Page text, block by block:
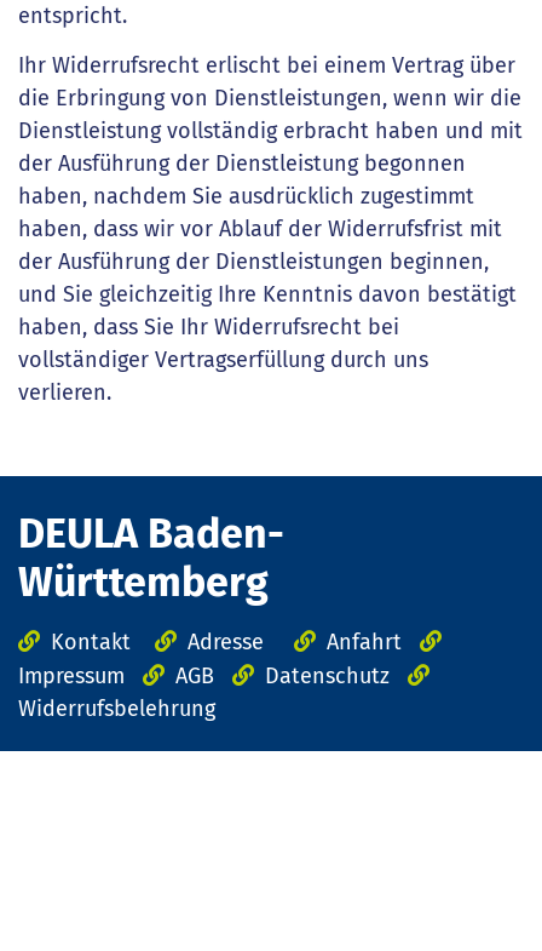
entspricht.
Ihr Widerrufsrecht erlischt bei einem Vertrag über
die Erbringung von Dienstleistungen, wenn wir die
Dienstleistung vollständig erbracht haben und mit
der Ausführung der Dienstleistung begonnen
haben, nachdem Sie ausdrücklich zugestimmt
haben, dass wir vor Ablauf der Widerrufsfrist mit
der Ausführung der Dienstleistungen beginnen,
und Sie gleichzeitig Ihre Kenntnis davon bestätigt
haben, dass Sie Ihr Widerrufsrecht bei
vollständiger Vertragserfüllung durch uns
verlieren.
DEULA Baden-
Württemberg
Kontakt Adresse
Anfahrt
Impressum
AGB
Datenschutz
Widerrufsbelehrung